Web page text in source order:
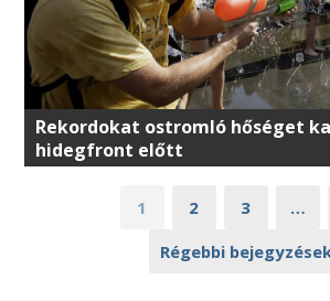
Rekordokat ostromló hőséget
hidegfront előtt
1 2 3 …
Régebbi